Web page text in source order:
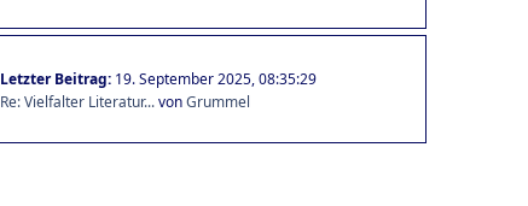
Letzter Beitrag: 19. September 2025, 08:35:29
Re: Vielfalter Literatur...vonGrummel